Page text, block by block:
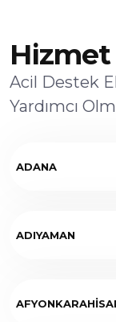
Acil Destek
Yardımcı
ADANA
ADIYAMAN